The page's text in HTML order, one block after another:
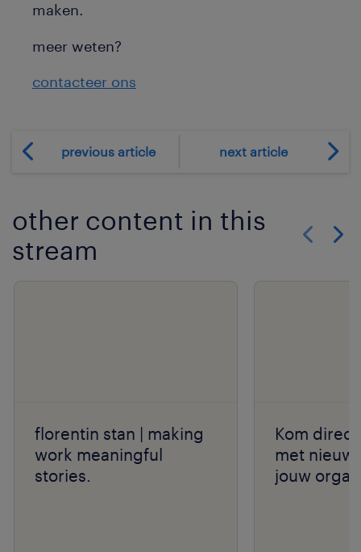
maken.
meer weten?
contacteer ons
previous article next article
other content in this
stream
florentin stan | making
work meaningful
stories.
Kom
met nieuw
jouw